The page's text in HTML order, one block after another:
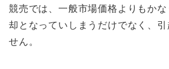
競売では、一般市場価格よりもか
却となっていしまうだけでなく、引
せん。